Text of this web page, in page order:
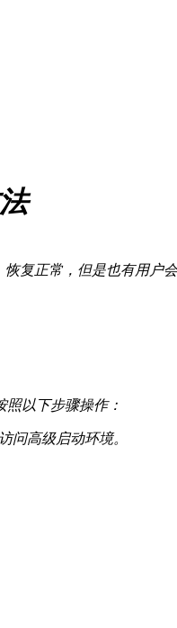
复正常，但是也有用户
照以下步骤操作：
问高级启动环境。